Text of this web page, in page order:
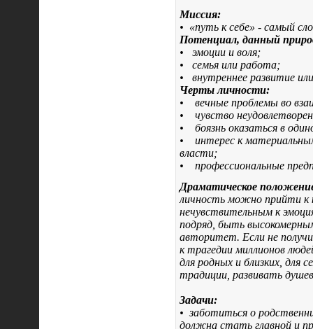
Миссия:
• «путь к себе» - самый
Потенциал, данный
•
эмоции и воля;
•
семья или работа;
•
внутреннее развитие
Черты личности:
•
вечные проблемы во
•
чувство
•
боязнь оказаться в
•
интерес к
власти;
•
профессиональные
Драматическое
личность можно прийти к
нечувствительным к
подряд, быть
авторитет. Если не
к трагедии миллионов
для родных и близких,
традиции, развивать
Задачи:
• заботиться о
должна стать главной и